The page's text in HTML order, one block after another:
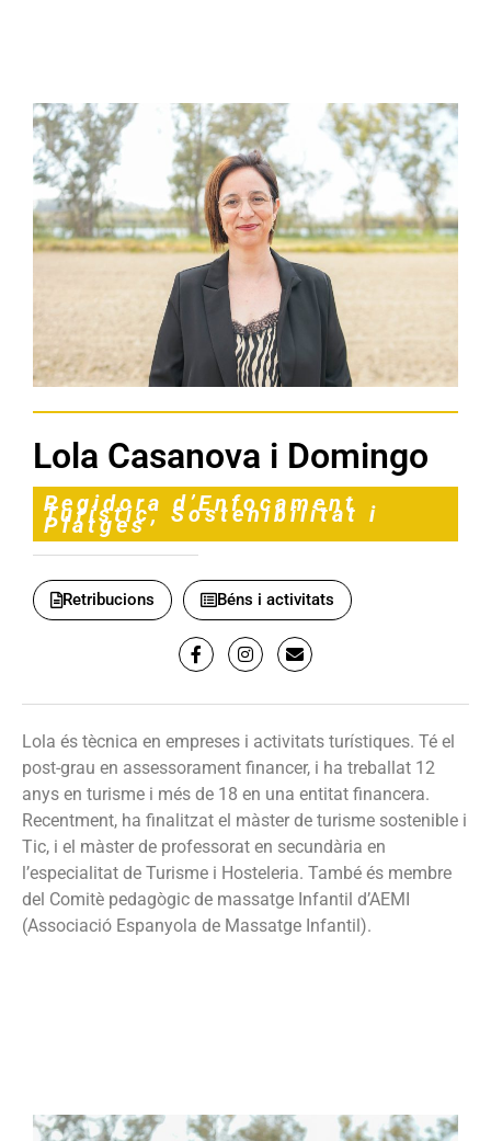
Lola Casanova i Domingo
Regidora d’Enfocament
Turístic, Sostenibilitat i
Platges
Retribucions Béns i activitats
Lola és tècnica en empreses i activitats turístiques. Té el
post-grau en assessorament financer, i ha treballat 12
anys en turisme i més de 18 en una entitat financera.
Recentment, ha finalitzat el màster de turisme sostenible i
Tic, i el màster de professorat en secundària en
l’especialitat de Turisme i Hosteleria. També és membre
del Comitè pedagògic de massatge Infantil d’AEMI
(Associació Espanyola de Massatge Infantil).